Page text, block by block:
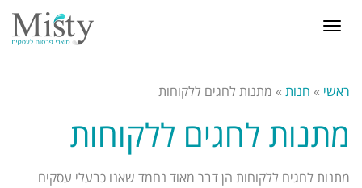
תפריט
ראשי » חנות » מתנות לחגים ללקוחות
מתנות לחגים ללקוחות
מתנות לחגים ללקוחות הן דבר מאוד נחמד שאנו כבעלי עסקים